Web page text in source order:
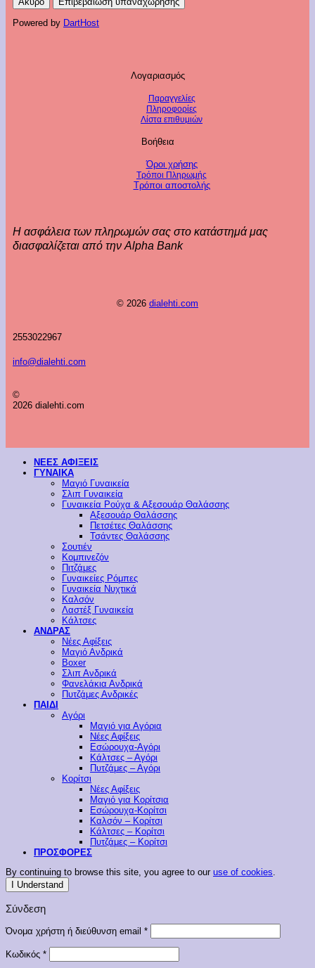
Powered by DartHost
Λογαριασμός
Παραγγελίες
Πληροφορίες
Λίστα επιθυμιών
Βοήθεια
Όροι χρήσης
Τρόποι Πληρωμής
Τρόποι αποστολής
Η ασφάλεια των πληρωμών σας στο κατάστημά μας
διασφαλίζεται από την Alpha Bank
© 2026 dialehti.com
2553022967
info@dialehti.com
©
2026 dialehti.com
ΝΕΕΣ ΑΦΙΞΕΙΣ
ΓΥΝΑΙΚΑ
Μαγιό Γυναικεία
Σλιπ Γυναικεία
Γυναικεία Ρούχα & Αξεσουάρ Θαλάσσης
Αξεσουάρ Θαλάσσης
Πετσέτες Θαλάσσης
Τσάντες Θαλάσσης
Σουτιέν
Κομπινεζόν
Πιτζάμες
Γυναικείες Ρόμπες
Γυναικεία Νυχτικά
Καλσόν
Λαστέξ Γυναικεία
Κάλτσες
ΑΝΔΡΑΣ
Νέες Αφίξεις
Μαγιό Ανδρικά
Boxer
Σλιπ Ανδρικά
Φανελάκια Ανδρικά
Πυτζάμες Ανδρικές
ΠΑΙΔΙ
Αγόρι
Μαγιό για Αγόρια
Νέες Αφίξεις
Εσώρουχα-Αγόρι
Κάλτσες – Αγόρι
Πυτζάμες – Αγόρι
Κορίτσι
Νέες Αφίξεις
Μαγιό για Κορίτσια
Εσώρουχα-Κορίτσι
Καλσόν – Κορίτσι
Κάλτσες – Κορίτσι
Πυτζάμες – Κορίτσι
ΠΡΟΣΦΟΡΕΣ
By continuing to browse this site, you agree to our use of cookies
I Understand
Σύνδεση
Όνομα χρήστη ή διεύθυνση email *Απαιτείται
Κωδικός *Απαιτείται